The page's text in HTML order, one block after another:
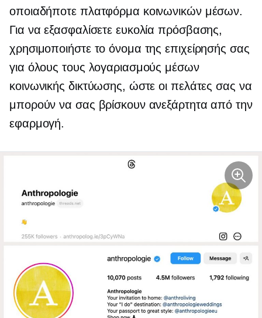
οποιαδήποτε πλατφόρμα κοινωνικών μέσων.
Για να εξασφαλίσετε ευκολία πρόσβασης,
χρησιμοποιήστε το όνομα της επιχείρησής σας
για όλους τους λογαριασμούς μέσων
κοινωνικής δικτύωσης, ώστε οι πελάτες σας να
μπορούν να σας βρίσκουν ανεξάρτητα από την
εφαρμογή.